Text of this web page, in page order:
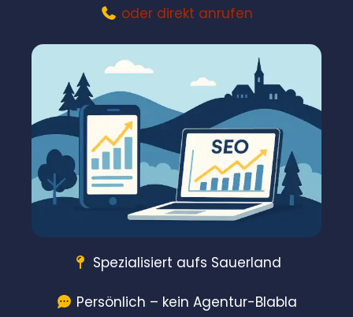
oder direkt anrufen
Spezialisiert aufs Sauerland
Persönlich – kein Agentur-Blabla